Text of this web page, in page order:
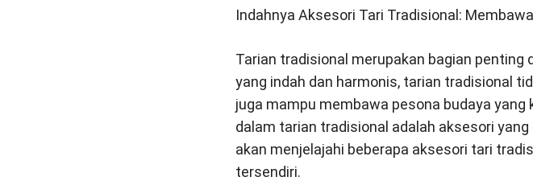
Indahnya Aksesori Tari Tradisional:
Tarian tradisional merupakan bagian penting
yang indah dan harmonis, tarian tradisional
juga mampu membawa pesona budaya
dalam tarian tradisional adalah aksesori
akan menjelajahi beberapa aksesori tari
tersendiri.